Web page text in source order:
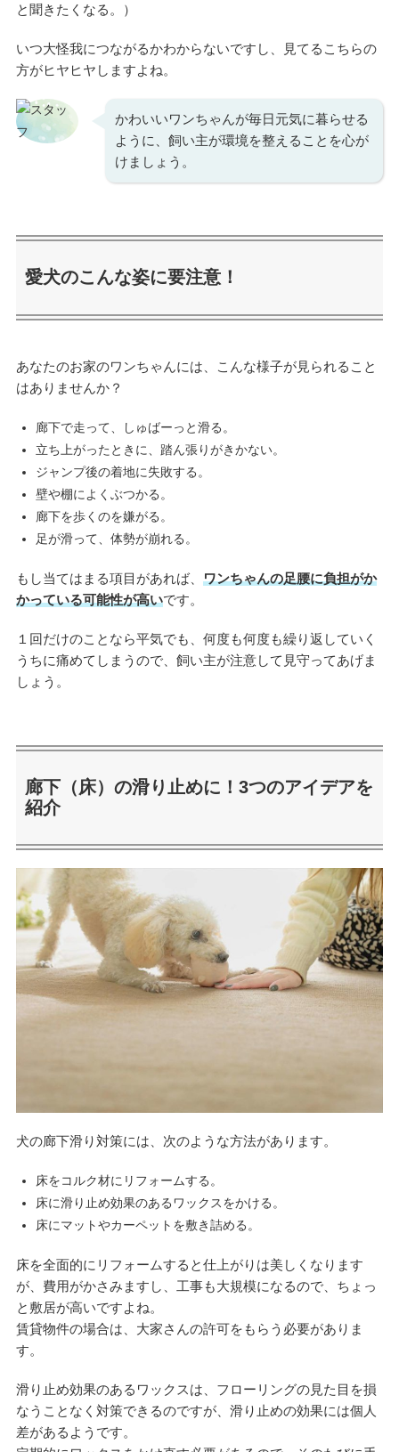
と聞きたくなる。）
いつ大怪我につながるかわからないですし、見てるこちらの
方がヒヤヒヤしますよね。
かわいいワンちゃんが毎日元気に暮らせる
ように、飼い主が環境を整えることを心が
けましょう。
愛犬のこんな姿に要注意！
あなたのお家のワンちゃんには、こんな様子が見られること
はありませんか？
廊下で走って、しゅばーっと滑る。
立ち上がったときに、踏ん張りがきかない。
ジャンプ後の着地に失敗する。
壁や棚によくぶつかる。
廊下を歩くのを嫌がる。
足が滑って、体勢が崩れる。
もし当てはまる項目があれば、 ワンちゃんの足腰に負担がか
かっている可能性が高いです。
１回だけのことなら平気でも、何度も何度も繰り返していく
うちに痛めてしまうので、飼い主が注意して見守ってあげま
しょう。
廊下（床）の滑り止めに！3つのアイデアを
紹介
犬の廊下滑り対策には、次のような方法があります。
床をコルク材にリフォームする。
床に滑り止め効果のあるワックスをかける。
床にマットやカーペットを敷き詰める。
床を全面的にリフォームすると仕上がりは美しくなります
が、費用がかさみますし、工事も大規模になるので、ちょっ
と敷居が高いですよね。
賃貸物件の場合は、大家さんの許可をもらう必要がありま
す。
滑り止め効果のあるワックスは、フローリングの見た目を損
なうことなく対策できるのですが、滑り止めの効果には個人
差があるようです。